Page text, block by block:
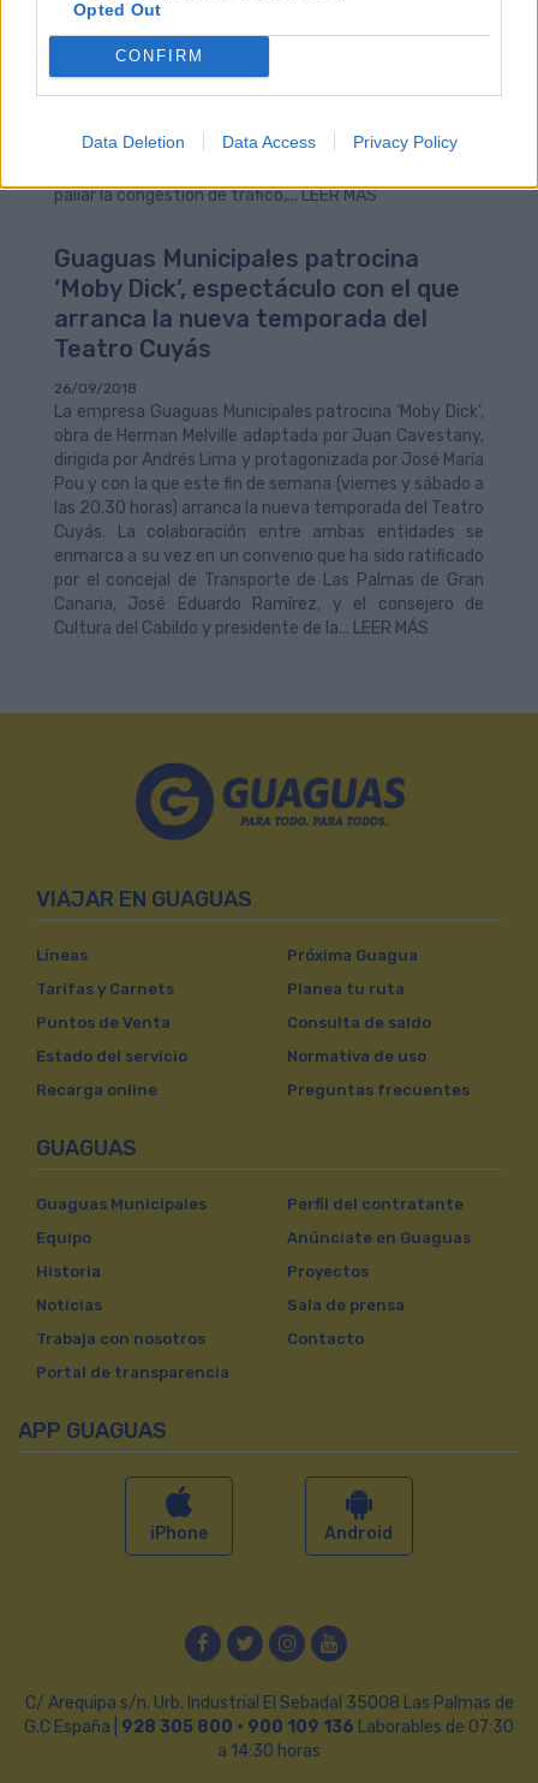
Opted Out
CONFIRM
Data Deletion Data Access Privacy Policy
desde la Plaza Manuel Becerra -en el Puerto- y la
terminal de guaguas del Teatro, con motivo del partido
de Segunda División que enfrenta a la UD Las Palmas y
de Gran Canaria. La compañía municipal, al objeto de
paliar la congestión de tráfico,... LEER MÁS
Guaguas Municipales patrocina
‘Moby Dick’, espectáculo con el que
arranca la nueva temporada del
Teatro Cuyás
26/09/2018
La empresa Guaguas Municipales patrocina ‘Moby Dick’,
obra de Herman Melville adaptada por Juan Cavestany,
dirigida por Andrés Lima y protagonizada por José María
Pou y con la que este fin de semana (viernes y sábado a
las 20.30 horas) arranca la nueva temporada del Teatro
Cuyás. La colaboración entre ambas entidades se
enmarca a su vez en un convenio que ha sido ratificado
por el concejal de Transporte de Las Palmas de Gran
Canaria, José Eduardo Ramírez, y el consejero de
Cultura del Cabildo y presidente de la... LEER MÁS
VIAJAR EN GUAGUAS
Líneas
Tarifas y Carnets
Puntos de Venta
Estado del servicio
Recarga online
Próxima Guagua
Planea tu ruta
Consulta de saldo
Normativa de uso
Preguntas frecuentes
GUAGUAS
Guaguas Municipales
Equipo
Historia
Noticias
Trabaja con nosotros
Portal de transparencia
Perfil del contratante
Anúnciate en Guaguas
Proyectos
Sala de prensa
Contacto
APP GUAGUAS
iPhone Android
Facebook
TwitterInstagram
YouTube
C/ Arequipa s/n. Urb. Industrial El Sebadal 35008 Las Palmas de
G.C España | 928 305 800 · 900 109 136 Laborables de 07:30
a 14:30 horas